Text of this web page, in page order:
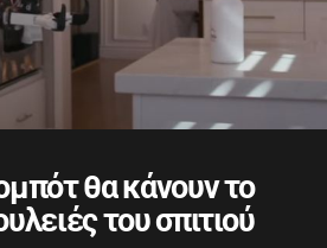
θα κάνουν το
του σπιτιού